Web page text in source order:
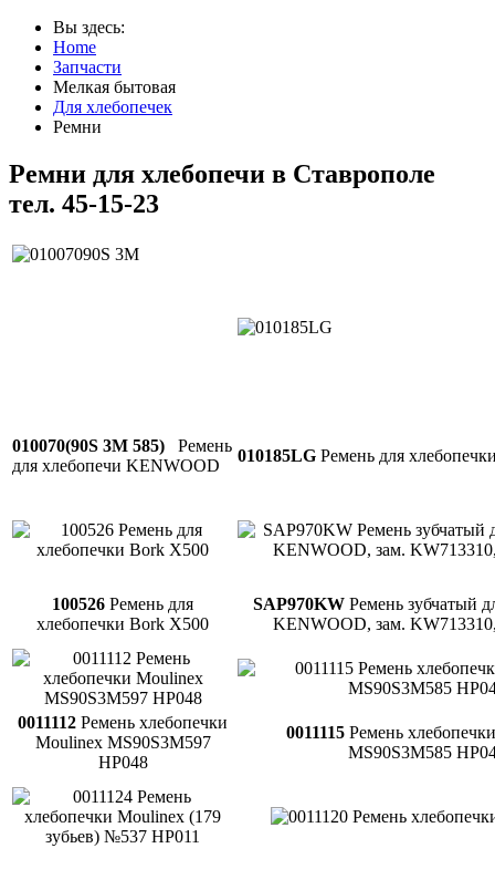
Вы здесь:
Home
Запчасти
Мелкая бытовая
Для хлебопечек
Ремни
Ремни для хлебопечи в Ставрополе
тел. 45-15-23
010070(90S 3M 585) Ремень
для хлебопечи KENWOOD
010185LG Ремень для
100526 Ремень для
хлебопечки Bork X500
SAP970KW Ремень зубчатый
KENWOOD, зам.
0011112 Ремень хлебопечки
Moulinex MS90S3M597
HP048
0011115Ремень
MS90S3M585